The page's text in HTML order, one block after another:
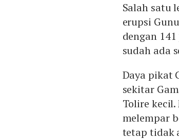
Salah satu
erupsi
dengan
sudah ada
Daya pikat
sekitar
Tolire
melempar
tetap tidak